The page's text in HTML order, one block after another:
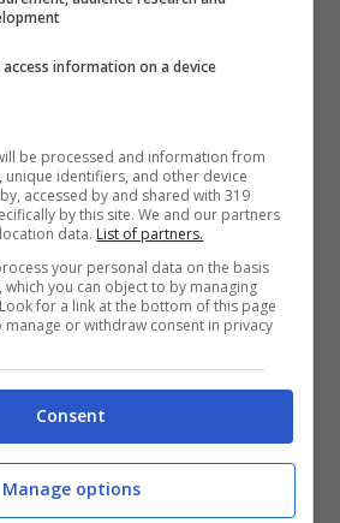
due chiacchiere ed è
umile. Si allena poi
di Como e devo
che ammiro molto”.
più grande soddisfazione
carriera o l’incontro che ti
vita?
soddisfazione è stata
a dimostrare che
comunque, perché io ho
quando avevo più o meno
information on a device
be processed and information from
unique identifiers, and other device
accessed by and shared with 319
by this site. We and our partners
data. List of partners.
your personal data on the basis
you can object to by managing
for a link at the bottom of this page
manage or withdraw consent in privacy
Consent
Manage options